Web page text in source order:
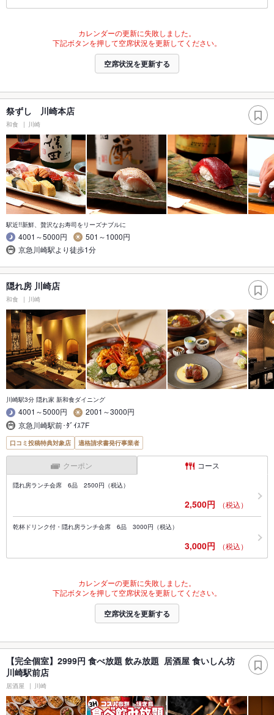
カレンダーの更新に失敗しました。
下記ボタンを押して空席状況を更新してください。
空席状況を更新する
祭ずし 川崎本店
和食 川崎
駅近!!新鮮、贅沢なお寿司をリーズナブルに
4001～5000円
501～1000円
京急川崎駅より徒歩1分
隠れ房 川崎店
和食 川崎
川崎駅3分 隠れ家 新和食ダイニング
4001～5000円
2001～3000円
京急川崎駅前･ﾀﾞｲｽ7F
口コミ投稿特典対象店 適格請求書発行事業者
クーポン コース
隠れ房ランチ会席 6品 2500円（税込）
2,500円 （税込）
乾杯ドリンク付・隠れ房ランチ会席 6品 3000円（税込）
3,000円 （税込）
カレンダーの更新に失敗しました。
下記ボタンを押して空席状況を更新してください。
空席状況を更新する
【完全個室】2999円 食べ放題 飲み放題 居酒屋 食いしん坊
川崎駅前店
居酒屋 川崎